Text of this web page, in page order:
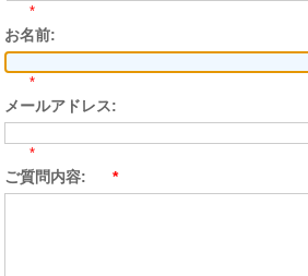
*
お名前:
*
メールアドレス:
*
ご質問内容: *